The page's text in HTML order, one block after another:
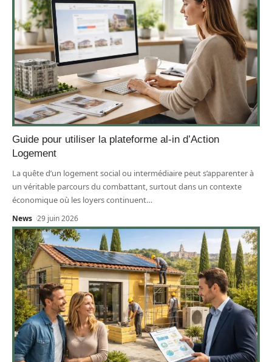
Guide pour utiliser la plateforme al-in d’Action
Logement
La quête d’un logement social ou intermédiaire peut s’apparenter à
un véritable parcours du combattant, surtout dans un contexte
économique où les loyers continuent…
News 29 juin 2026